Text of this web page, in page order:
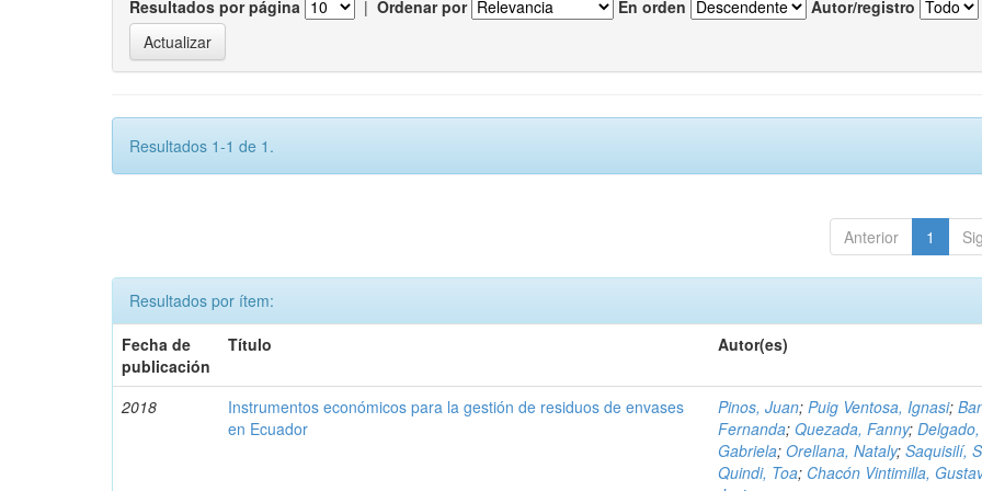
Resultados por página | Ordenar por En orden Autor/registro
Resultados 1-1 de 1.
Anterior 1
Resultados por ítem:
Fecha de
publicación
Título Autor(es)
2018
Instrumentos económicos para la gestión de residuos de envases
en Ecuador
Pinos, Juan;Puig Ventosa, Ignasi;
Fernanda;Quezada, Fanny;Delgado,
Gabriela;Orellana, Nataly;Saquisilí,
Quindi, Toa; Chacón Vintimilla,